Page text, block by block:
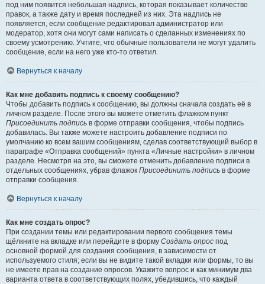
под ним появится небольшая надпись, которая показывает количество
правок, а также дату и время последней из них. Эта надпись не
появляется, если сообщение редактировал администратор или
модератор, хотя они могут сами написать о сделанных изменениях по
своему усмотрению. Учтите, что обычные пользователи не могут удалить
сообщение, если на него уже кто-то ответил.
Вернуться к началу
Как мне добавить подпись к своему сообщению?
Чтобы добавить подпись к сообщению, вы должны сначала создать её в
личном разделе. После этого вы можете отметить флажком пункт
Присоединить подпись в форме отправки сообщения, чтобы подпись
добавилась. Вы также можете настроить добавление подписи по
умолчанию ко всем вашим сообщениям, сделав соответствующий выбор в
параграфе «Отправка сообщений» пункта «Личные настройки» в личном
разделе. Несмотря на это, вы сможете отменить добавление подписи в
отдельных сообщениях, убрав флажок Присоединить подпись в форме
отправки сообщения.
Вернуться к началу
Как мне создать опрос?
При создании темы или редактировании первого сообщения темы
щёлкните на вкладке или перейдите в форму Создать опрос под
основной формой для создания сообщения, в зависимости от
используемого стиля; если вы не видите такой вкладки или формы, то вы
не имеете прав на создание опросов. Укажите вопрос и как минимум два
варианта ответа в соответствующих полях, убедившись, что каждый